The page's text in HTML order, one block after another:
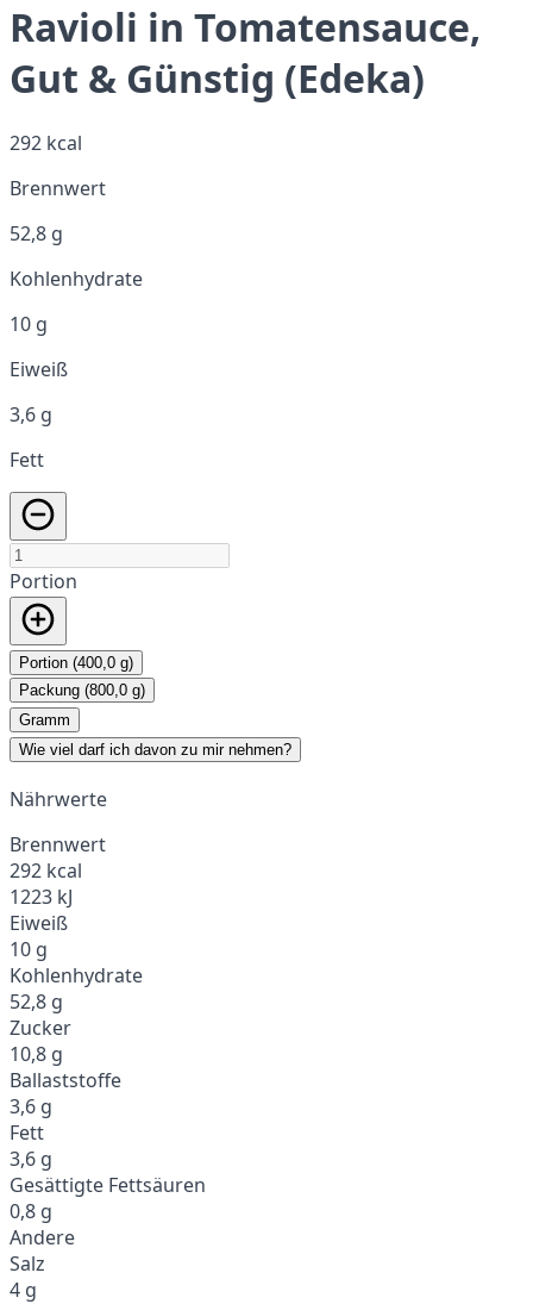
Ravioli in Tomatensauce,
Gut & Günstig (Edeka)
292 kcal
Brennwert
52,8 g
Kohlenhydrate
10 g
Eiweiß
3,6 g
Fett
Portion
Portion (400,0 g)
Packung (800,0 g)
Gramm
Wie viel darf ich davon zu mir nehmen?
Nährwerte
Brennwert
292 kcal
1223 kJ
Eiweiß
10 g
Kohlenhydrate
52,8 g
Zucker
10,8 g
Ballaststoffe
3,6 g
Fett
3,6 g
Gesättigte Fettsäuren
0,8 g
Andere
Salz
4 g